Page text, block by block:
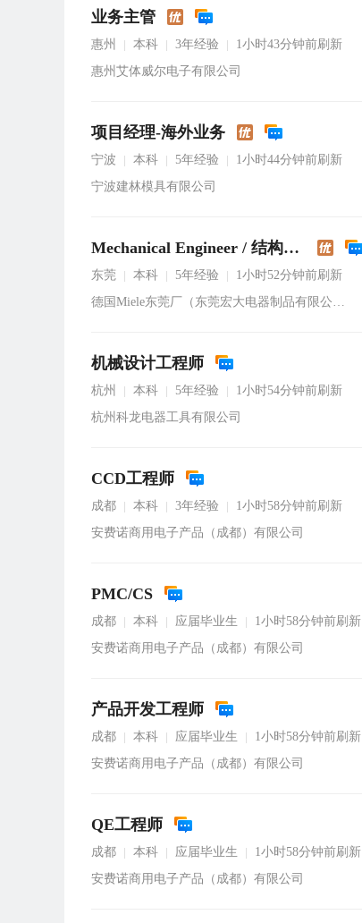
业务主管
惠州 本科 3年经验
1小时43分钟前刷新
惠州艾体威尔电子有限公司
项目经理-海外业务
宁波 本科 5年经验
1小时44分钟前刷新
宁波建林模具有限公司
Mechanical Engineer / 结构工程师
东莞 本科 5年经验
1小时52分钟前刷新
德国Miele东莞厂（东莞宏大电器制品有限公司）
机械设计工程师
杭州 本科 5年经验
1小时54分钟前刷新
杭州科龙电器工具有限公司
CCD工程师
成都 本科 3年经验
1小时58分钟前刷新
安费诺商用电子产品（成都）有限公司
PMC/CS
成都 本科 应届毕业生
1小时58分钟前刷新
安费诺商用电子产品（成都）有限公司
产品开发工程师
成都 本科 应届毕业生
1小时58分钟前刷新
安费诺商用电子产品（成都）有限公司
QE工程师
成都 本科 应届毕业生
1小时58分钟前刷新
安费诺商用电子产品（成都）有限公司